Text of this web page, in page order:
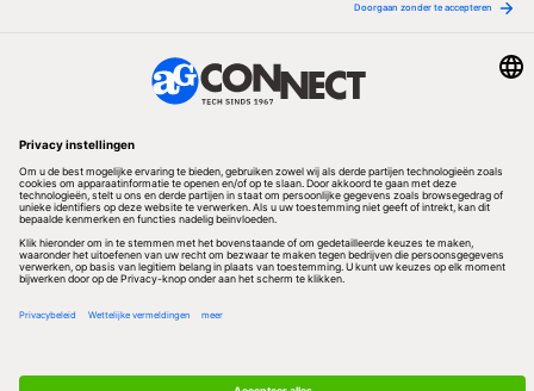
Volg ons
Redactionele partner
Algemene Voorwaarden & Copyrights